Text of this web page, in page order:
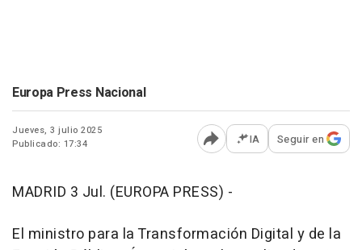
Europa Press Nacional
Jueves, 3 julio 2025
Publicado: 17:34
Abrir opciones para
IA Seguir en
MADRID 3 Jul. (EUROPA PRESS) -
El ministro para la Transformación Digital y de la